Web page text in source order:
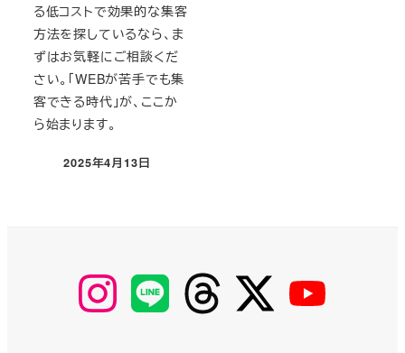
る低コストで効果的な集客
方法を探しているなら、ま
ずはお気軽にご相談くだ
さい。「WEBが苦手でも集
客できる時代」が、ここか
ら始まります。
投稿日
2025年4月13日
【Instagram】
MyKOBAKO
【LINE】 【threads】 【Twitter】